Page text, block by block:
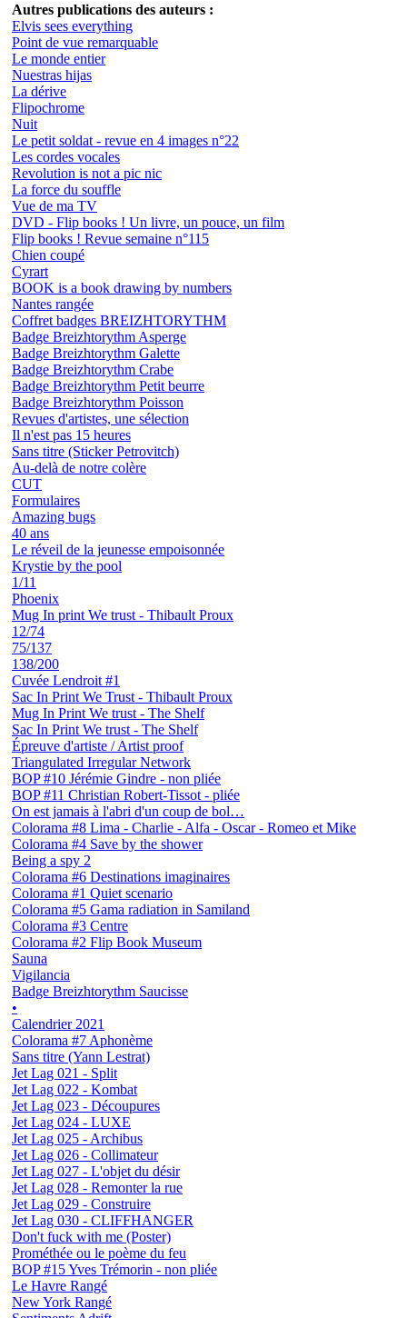
Autres publications des auteurs :
Elvis sees everything
Point de vue remarquable
Le monde entier
Nuestras hijas
La dérive
Flipochrome
Nuit
Le petit soldat - revue en 4 images n°22
Les cordes vocales
Revolution is not a pic nic
La force du souffle
Vue de ma TV
DVD - Flip books ! Un livre, un pouce, un film
Flip books ! Revue semaine n°115
Chien coupé
Cyrart
BOOK is a book drawing by numbers
Nantes rangée
Coffret badges BREIZHTORYTHM
Badge Breizhtorythm Asperge
Badge Breizhtorythm Galette
Badge Breizhtorythm Crabe
Badge Breizhtorythm Petit beurre
Badge Breizhtorythm Poisson
Revues d'artistes, une sélection
Il n'est pas 15 heures
Sans titre (Sticker Petrovitch)
Au-delà de notre colère
CUT
Formulaires
Amazing bugs
40 ans
Le réveil de la jeunesse empoisonnée
Krystie by the pool
1/11
Phoenix
Mug In print We trust - Thibault Proux
12/74
75/137
138/200
Cuvée Lendroit #1
Sac In Print We Trust - Thibault Proux
Mug In Print We trust - The Shelf
Sac In Print We trust - The Shelf
Épreuve d'artiste / Artist proof
Triangulated Irregular Network
BOP #10 Jérémie Gindre - non pliée
BOP #11 Christian Robert-Tissot - pliée
On est jamais à l'abri d'un coup de bol…
Colorama #8 Lima - Charlie - Alfa - Oscar - Romeo et Mike
Colorama #4 Save by the shower
Being a spy 2
Colorama #6 Destinations imaginaires
Colorama #1 Quiet scenario
Colorama #5 Gama radiation in Samiland
Colorama #3 Centre
Colorama #2 Flip Book Museum
Sauna
Vigilancia
Badge Breizhtorythm Saucisse
•
Calendrier 2021
Colorama #7 Aphonème
Sans titre (Yann Lestrat)
Jet Lag 021 - Split
Jet Lag 022 - Kombat
Jet Lag 023 - Découpures
Jet Lag 024 - LUXE
Jet Lag 025 - Archibus
Jet Lag 026 - Collimateur
Jet Lag 027 - L'objet du désir
Jet Lag 028 - Remonter la rue
Jet Lag 029 - Construire
Jet Lag 030 - CLIFFHANGER
Don't fuck with me (Poster)
Prométhée ou le poème du feu
BOP #15 Yves Trémorin - non pliée
Le Havre Rangé
New York Rangé